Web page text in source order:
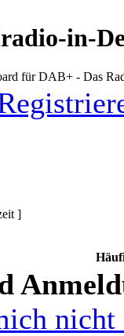
in-
für DAB+ - Das
]
nicht